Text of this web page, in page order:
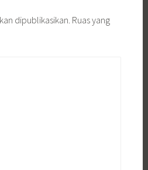
dipublikasikan. Ruas yang